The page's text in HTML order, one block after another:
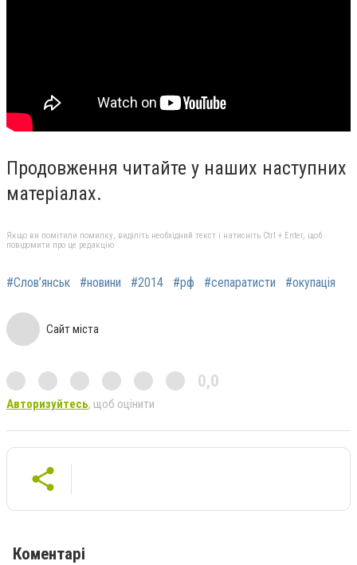
Продовження читайте у наших наступних
матеріалах.
Якщо ви помітили помилку, виділіть необхідний текст і натисніть Ctrl + Enter, щоб
повідомити про це редакцію
#Слов’янськ #новини #2014 #рф #сепаратисти #окупація
Сайт міста
0,0
Авторизуйтесь, щоб оцінити
Коментарі